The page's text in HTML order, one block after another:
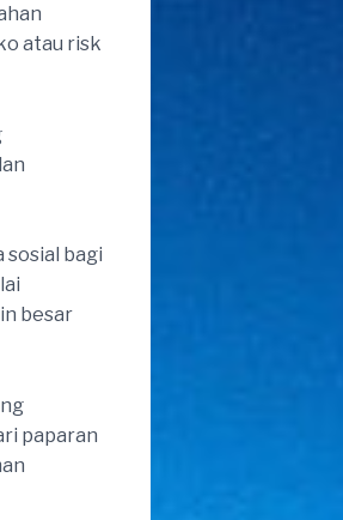
atau risk
sosial bagi
besar
paparan